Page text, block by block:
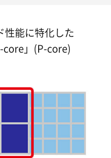
性能に特化した
core」(P-core)